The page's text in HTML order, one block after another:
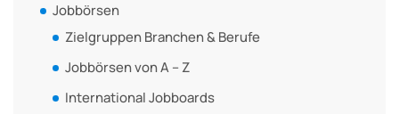
Jobbörsen
Zielgruppen Branchen & Berufe
Jobbörsen von A – Z
International Jobboards